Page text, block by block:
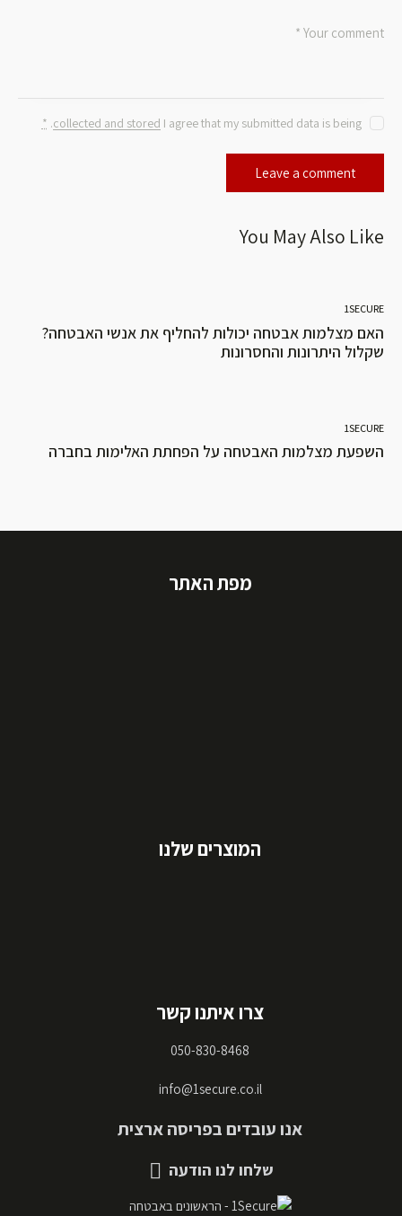
I agree that my submitted data is being
collected and stored
.
*
You May Also Like
1SECURE
האם מצלמות אבטחה יכולות להחליף את אנשי האבטחה?
שקלול היתרונות והחסרונות
1SECURE
השפעת מצלמות האבטחה על הפחתת האלימות בחברה
מפת האתר
המוצרים שלנו
צרו איתנו קשר
050-830-8468
info@1secure.co.il
אנו עובדים בפריסה ארצית
שלחו לנו הודעה